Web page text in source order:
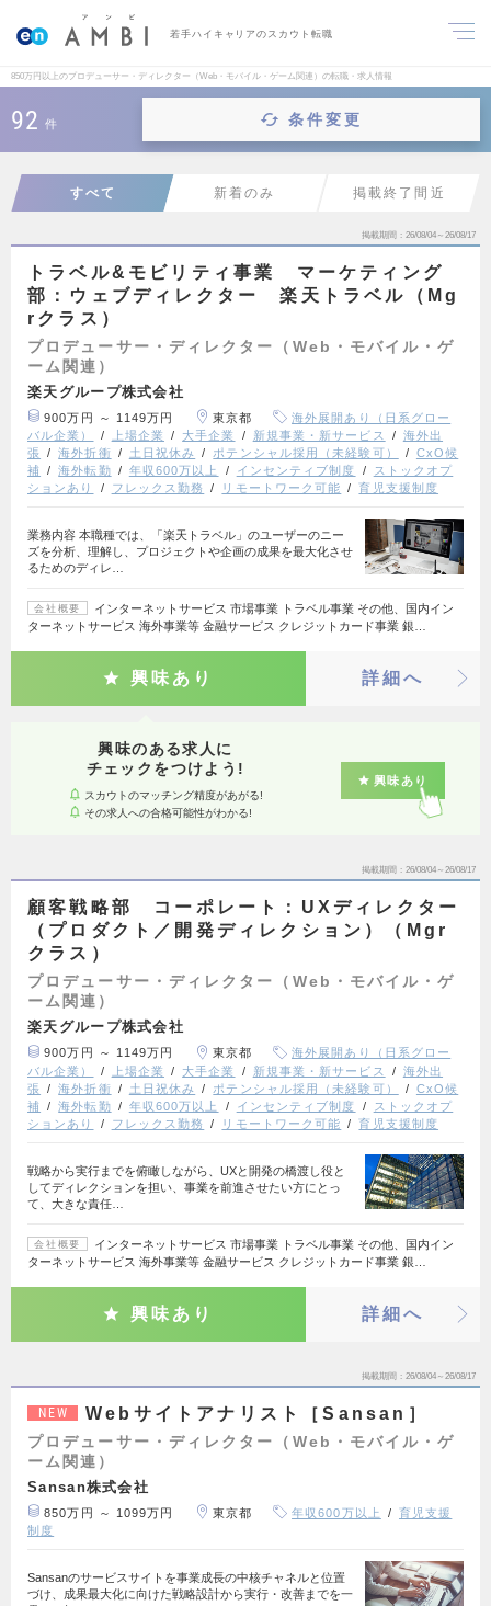
若手ハイキャリアのスカウト転職
850万円以上のプロデューサー・ディレクター（Web・モバイル・ゲーム関連）の転職・求人情報
92 件 条件変更
すべて 新着のみ 掲載終了間近
掲載期間 26/08/04～26/08/17
トラベル&モビリティ事業 マーケティング
部：ウェブディレクター 楽天トラベル（Mg
rクラス）
プロデューサー・ディレクター（Web・モバイル・ゲ
ーム関連）
楽天グループ株式会社
900万円 ～ 1149万円 東京都
海外展開あり（日系グロー
バル企業）
上場企業 大手企業 新規事業・新サービス
海外出
張
海外折衝 土日祝休み ポテンシャル採用（未経験可）
CxO候
補
海外転勤 年収600万以上 インセンティブ制度
ストックオプ
ションあり
フレックス勤務 リモートワーク可能 育児支援制度
業務内容 本職種では、「楽天トラベル」のユーザーのニー
ズを分析、理解し、プロジェクトや企画の成果を最大化させ
るためのディレ…
会社概要
インターネットサービス 市場事業 トラベル事業 その他、国内イン
ターネットサービス 海外事業等 金融サービス クレジットカード事業 銀…
興味あり 詳細へ
興味のある求人に
チェックをつけよう!
スカウトのマッチング精度があがる!
その求人への合格可能性がわかる!
興味あり
掲載期間 26/08/04～26/08/17
顧客戦略部 コーポレート：UXディレクター
（プロダクト／開発ディレクション）（Mgr
クラス）
プロデューサー・ディレクター（Web・モバイル・ゲ
ーム関連）
楽天グループ株式会社
900万円 ～ 1149万円 東京都
海外展開あり（日系グロー
バル企業）
上場企業 大手企業 新規事業・新サービス
海外出
張
海外折衝 土日祝休み ポテンシャル採用（未経験可）
CxO候
補
海外転勤 年収600万以上 インセンティブ制度
ストックオプ
ションあり
フレックス勤務 リモートワーク可能 育児支援制度
戦略から実行までを俯瞰しながら、UXと開発の橋渡し役と
してディレクションを担い、事業を前進させたい方にとっ
て、大きな責任…
会社概要
インターネットサービス 市場事業 トラベル事業 その他、国内イン
ターネットサービス 海外事業等 金融サービス クレジットカード事業 銀…
興味あり 詳細へ
掲載期間 26/08/04～26/08/17
NEW Webサイトアナリスト［Sansan］
プロデューサー・ディレクター（Web・モバイル・ゲ
ーム関連）
Sansan株式会社
850万円 ～ 1099万円 東京都 年収600万以上
育児支援
制度
Sansanのサービスサイトを事業成長の中核チャネルと位置
づけ、成果最大化に向けた戦略設計から実行・改善までを一